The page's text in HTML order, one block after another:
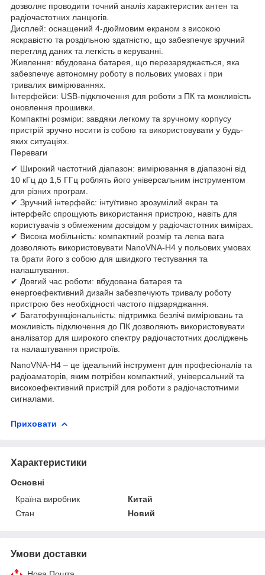
дозволяє проводити точний аналіз характеристик антен та
радіочастотних ланцюгів.
Дисплей: оснащений 4-дюймовим екраном з високою
яскравістю та роздільною здатністю, що забезпечує зручний
перегляд даних та легкість в керуванні.
Живлення: вбудована батарея, що перезаряджається, яка
забезпечує автономну роботу в польових умовах і при
тривалих вимірюваннях.
Інтерфейси: USB-підключення для роботи з ПК та можливість
оновлення прошивки.
Компактні розміри: завдяки легкому та зручному корпусу
пристрій зручно носити із собою та використовувати у будь-
яких ситуаціях.
Переваги
✔ Широкий частотний діапазон: вимірювання в діапазоні від
10 кГц до 1,5 ГГц роблять його універсальним інструментом
для різних програм.
✔ Зручний інтерфейс: інтуїтивно зрозумілий екран та
інтерфейс спрощують використання пристрою, навіть для
користувачів з обмеженим досвідом у радіочастотних вимірах.
✔ Висока мобільність: компактний розмір та легка вага
дозволяють використовувати NanoVNA-H4 у польових умовах
та брати його з собою для швидкого тестування та
налаштування.
✔ Довгий час роботи: вбудована батарея та
енергоефективний дизайн забезпечують тривалу роботу
пристрою без необхідності частого підзаряджання.
✔ Багатофункціональність: підтримка безлічі вимірювань та
можливість підключення до ПК дозволяють використовувати
аналізатор для широкого спектру радіочастотних досліджень
та налаштування пристроїв.
NanoVNA-H4 – це ідеальний інструмент для професіоналів та
радіоаматорів, яким потрібен компактний, універсальний та
високоефективний пристрій для роботи з радіочастотними
сигналами.
Приховати
Характеристики
Основні
Країна виробник
Китай
Стан
Новий
Умови доставки